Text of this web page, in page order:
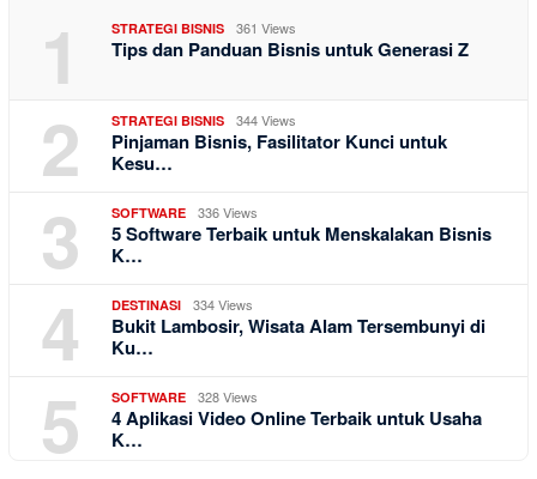
1 STRATEGI BISNIS 361 Views
Tips dan Panduan Bisnis untuk Generasi Z
2 STRATEGI BISNIS 344 Views
Pinjaman Bisnis, Fasilitator Kunci untuk
Kesu…
3 SOFTWARE 336 Views
5 Software Terbaik untuk Menskalakan Bisnis
K…
4 DESTINASI 334 Views
Bukit Lambosir, Wisata Alam Tersembunyi di
Ku…
5 SOFTWARE 328 Views
4 Aplikasi Video Online Terbaik untuk Usaha
K…